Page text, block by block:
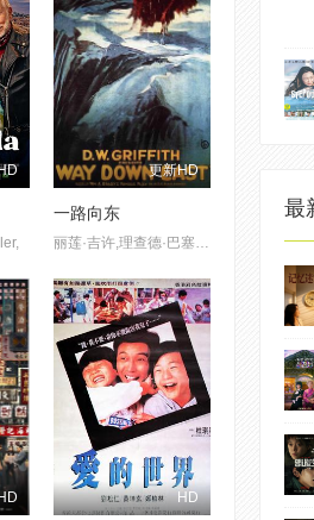
更新HD
一路向东
丽莲·吉许,理查德·巴塞尔梅斯,Mrs. David Landau,洛威·舍曼,布尔·麦因托什,Josephine Bernard,Mrs. Morgan Belmont,Patricia Fruen,弗洛伦斯·肖特,凯特·布鲁斯,Vivia Ogden,波特·斯特朗,George Neville,Edgar Nelson,Mary Hay,克莱顿·黑尔,埃米莉·菲茨罗伊,卡罗尔·戴姆斯特,保罗·波尔卡西,Athole Shearer,瑙玛·希拉
HD HD
最